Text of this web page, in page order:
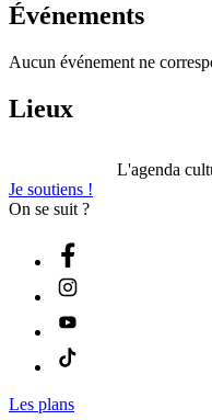
Événements
Aucun événement ne
Lieux
L'agenda
Je soutiens !
On se suit ?
Les plans